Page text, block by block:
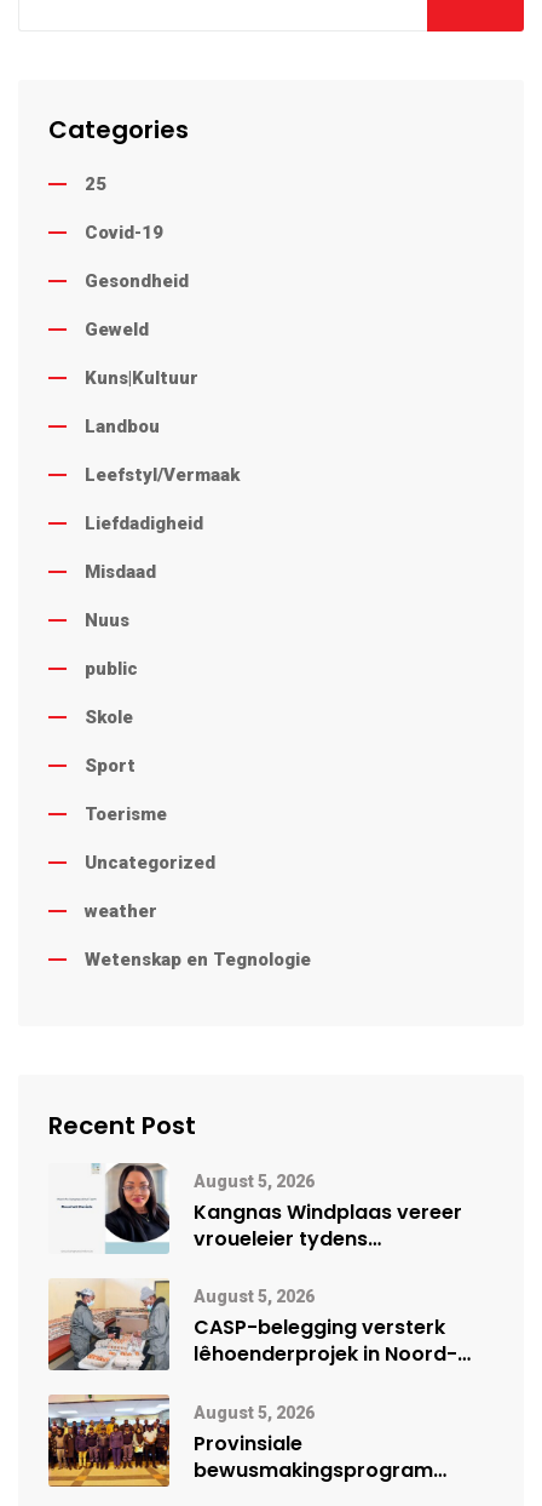
Categories
25
Covid-19
Gesondheid
Geweld
Kuns|Kultuur
Landbou
Leefstyl/Vermaak
Liefdadigheid
Misdaad
Nuus
public
Skole
Sport
Toerisme
Uncategorized
weather
Wetenskap en Tegnologie
Recent Post
August 5, 2026
Kangnas Windplaas vereer
vroueleier tydens
August 5, 2026
CASP-belegging versterk
lêhoenderprojek in Noord-
August 5, 2026
Provinsiale
bewusmakingsprogram